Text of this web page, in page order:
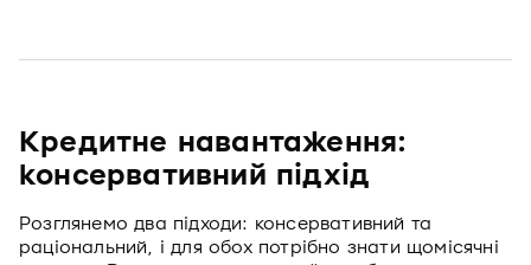
Кредитне навантаження:
консервативний підхід
Розглянемо два підходи: консервативний та
раціональний, і для обох потрібно знати щомісячні